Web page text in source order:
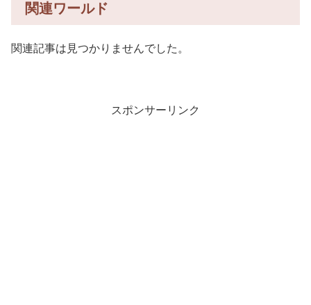
関連ワールド
関連記事は見つかりませんでした。
スポンサーリンク